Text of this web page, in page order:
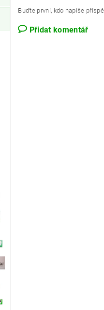
Buďte první, kdo napíše
Přidat komentář